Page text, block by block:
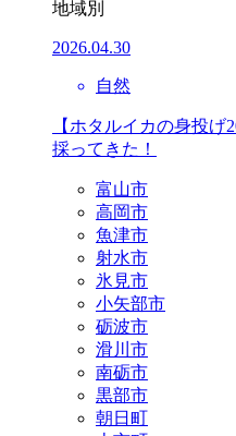
地域別
2026.04.30
自然
【ホタルイカの身投げ
採ってきた！
富山市
高岡市
魚津市
射水市
氷見市
小矢部市
砺波市
滑川市
南砺市
黒部市
朝日町